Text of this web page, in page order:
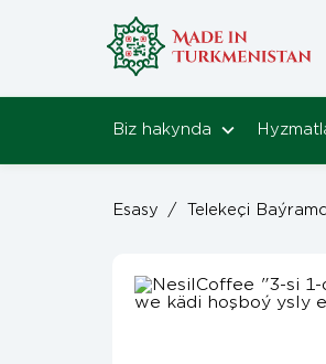
Biz hakynda
Esasy / Telekeçi